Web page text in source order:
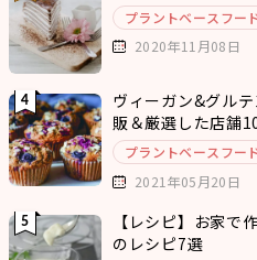
プラントベースフー
2020年11月08日
ヴィーガン&グル
販＆厳選した店舗
プラントベースフー
2021年05月20日
【レシピ】お家で
のレシピ7選